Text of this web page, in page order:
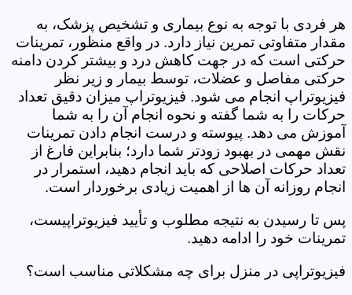
هر فردی با توجه به نوع بیماری و تشخیص پزشک، به
مقدار متفاوتی تمرین نیاز دارد. در واقع منظور، تمرینات
حرکتی است که در جهت کاهش درد و بیشتر کردن دامنه
حرکتی مفاصل و عضلات، توسط بیمار و زیر نظر
فیزیوتراپ انجام می شود. فیزیوتراپ میزان دقیق تعداد
حرکات را به شما گفته و نحوه انجام آن را به شما
آموزش می دهد. پیوسته و درست انجام دادن تمرینات
نقش مهمی در بهبود زودتر شما دارد؛ بنابراین فارغ از
تعداد حرکات اصلاحی که باید انجام دهید، استمرار در
انجام روزانه آن ها از اهمیت زیادی برخوردار است.
پس تا رسیدن به نتیجه مطلوب و تأیید فیزیوتراپیست،
تمرینات خود را ادامه دهید.
فیزیوتراپی در منزل برای چه مشکلاتی مناسب است؟